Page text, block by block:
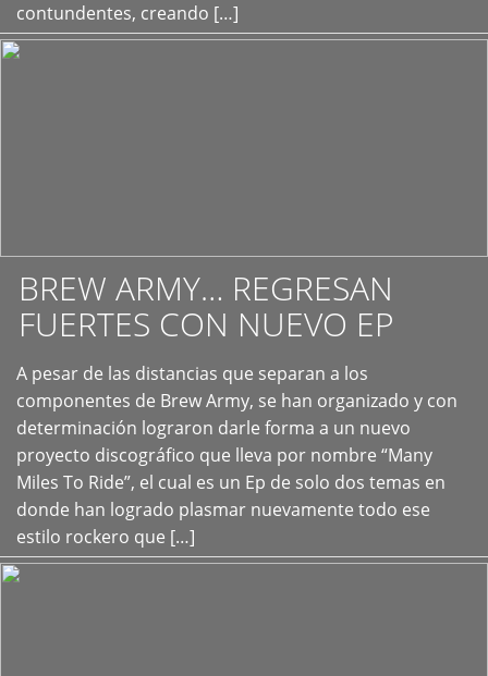
contundentes, creando […]
BREW ARMY… REGRESAN
FUERTES CON NUEVO EP
A pesar de las distancias que separan a los
componentes de Brew Army, se han organizado y con
determinación lograron darle forma a un nuevo
proyecto discográfico que lleva por nombre “Many
Miles To Ride”, el cual es un Ep de solo dos temas en
donde han logrado plasmar nuevamente todo ese
estilo rockero que […]
+